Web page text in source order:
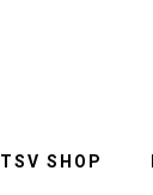
TSV SHOP